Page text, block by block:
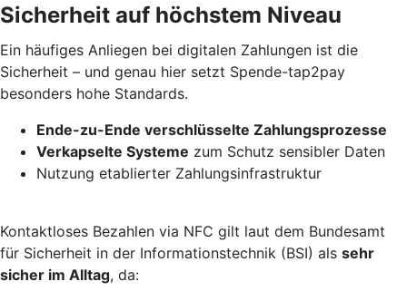
Sicherheit auf höchstem Niveau
Ein häufiges Anliegen bei digitalen Zahlungen ist die
Sicherheit – und genau hier setzt Spende-tap2pay
besonders hohe Standards.
Ende-zu-Ende verschlüsselte Zahlungsprozesse
Verkapselte Systeme zum Schutz sensibler Daten
Nutzung etablierter Zahlungsinfrastruktur
Kontaktloses Bezahlen via NFC gilt laut dem Bundesamt
für Sicherheit in der Informationstechnik (BSI) als sehr
sicher im Alltag, da: